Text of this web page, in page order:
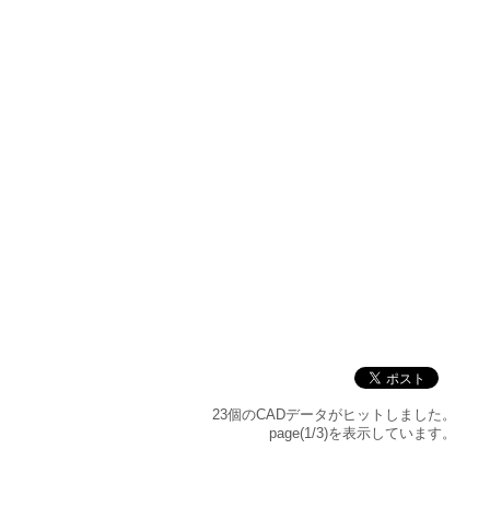
23個のCADデータがヒットしました。
page(1/3)を表示しています。